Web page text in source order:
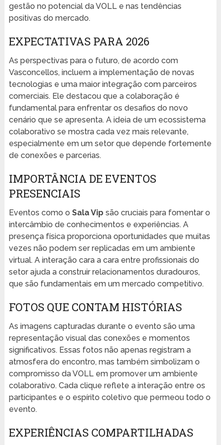
gestão no potencial da VOLL e nas tendências
positivas do mercado.
EXPECTATIVAS PARA 2026
As perspectivas para o futuro, de acordo com
Vasconcellos, incluem a implementação de novas
tecnologias e uma maior integração com parceiros
comerciais. Ele destacou que a colaboração é
fundamental para enfrentar os desafios do novo
cenário que se apresenta. A ideia de um ecossistema
colaborativo se mostra cada vez mais relevante,
especialmente em um setor que depende fortemente
de conexões e parcerias.
IMPORTÂNCIA DE EVENTOS
PRESENCIAIS
Eventos como o Sala Vip são cruciais para fomentar o
intercâmbio de conhecimentos e experiências. A
presença física proporciona oportunidades que muitas
vezes não podem ser replicadas em um ambiente
virtual. A interação cara a cara entre profissionais do
setor ajuda a construir relacionamentos duradouros,
que são fundamentais em um mercado competitivo.
FOTOS QUE CONTAM HISTÓRIAS
As imagens capturadas durante o evento são uma
representação visual das conexões e momentos
significativos. Essas fotos não apenas registram a
atmosfera do encontro, mas também simbolizam o
compromisso da VOLL em promover um ambiente
colaborativo. Cada clique reflete a interação entre os
participantes e o espírito coletivo que permeou todo o
evento.
EXPERIÊNCIAS COMPARTILHADAS